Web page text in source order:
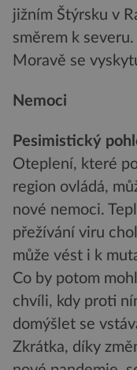
jižním Štýrsku v
směrem k
Moravě se
Nemoci
Pesimistický
Oteplení, které
region ovládá,
nové nemoci.
přežívání viru
může vést i k
Co by potom
chvíli, kdy proti
domýšlet se
Zkrátka, díky